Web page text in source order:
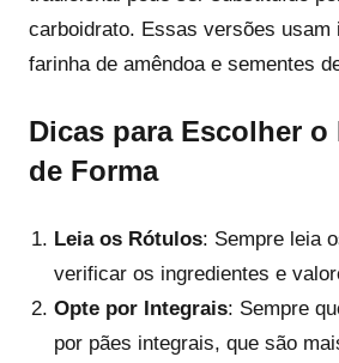
carboidrato. Essas versões usam
farinha de amêndoa e sementes
Dicas para Escolher o
de Forma
Leia os Rótulos: Sempre leia
verificar os ingredientes e
Opte por Integrais: Sempre
por pães integrais, que são